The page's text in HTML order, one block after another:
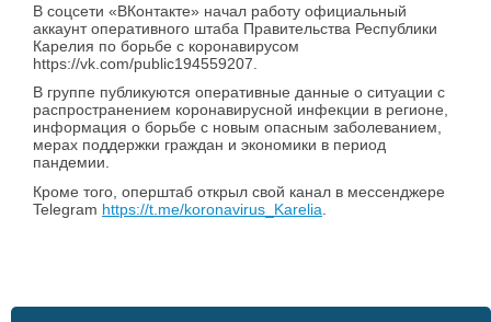
В соцсети «ВКонтакте» начал работу официальный
аккаунт оперативного штаба Правительства Республики
Карелия по борьбе с коронавирусом
https://vk.com/public194559207.
В группе публикуются оперативные данные о ситуации с
распространением коронавирусной инфекции в регионе,
информация о борьбе с новым опасным заболеванием,
мерах поддержки граждан и экономики в период
пандемии.
Кроме того, оперштаб открыл свой канал в мессенджере
Telegram https://t.me/koronavirus_Karelia